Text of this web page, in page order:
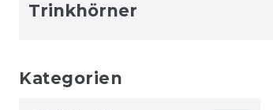
Trinkhörner
Kategorien